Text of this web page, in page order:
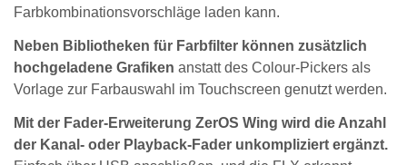
Farbkombinationsvorschläge laden kann.
Neben Bibliotheken für Farbfilter können zusätzlich
hochgeladene Grafiken anstatt des Colour-Pickers als
Vorlage zur Farbauswahl im Touchscreen genutzt werden.
Mit der Fader-Erweiterung ZerOS Wing wird die Anzahl
der Kanal- oder Playback-Fader unkompliziert ergänzt.